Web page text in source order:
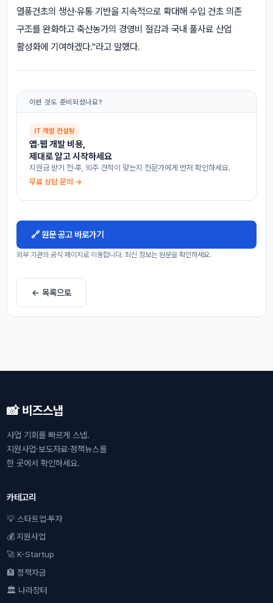
열풍건초의 생산·유통 기반을 지속적으로 확대해 수입 건초 의존
구조를 완화하고 축산농가의 경영비 절감과 국내 풀사료 산업
활성화에 기여하겠다."라고 말했다.
이런 것도 준비되셨나요?
IT 개발 컨설팅
앱·웹 개발 비용,
제대로 알고 시작하세요
지원금 받기 전·후, 외주 견적이 맞는지 전문가에게 먼저 확인하세요.
무료 상담 문의 →
🔗 원문 공고 바로가기
외부 기관의 공식 페이지로 이동합니다. 최신 정보는 원문을 확인하세요.
← 목록으로
📸 비즈스냅
사업 기회를 빠르게 스냅.
지원사업·보도자료·정책뉴스를
한 곳에서 확인하세요.
카테고리
💡 스타트업·투자
💰 지원사업
🚀 K-Startup
🏦 정책자금
🏛 나라장터